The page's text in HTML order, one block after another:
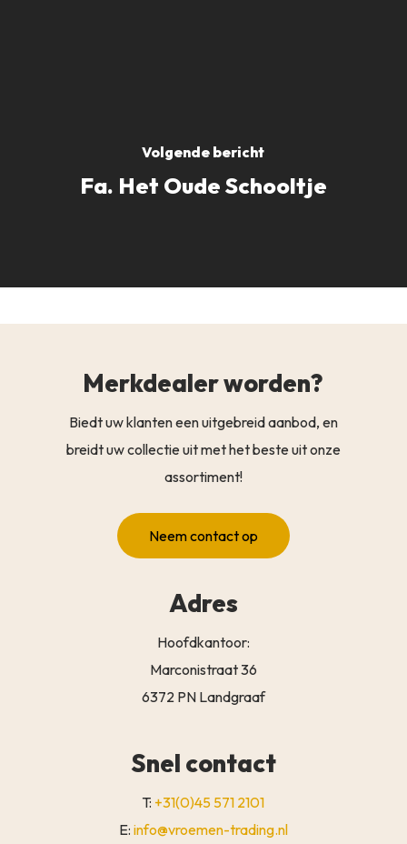
Volgende bericht
Fa. Het Oude Schooltje
Merkdealer worden?
Biedt uw klanten een uitgebreid aanbod, en
breidt uw collectie uit met het beste uit onze
assortiment!
Neem contact op
Adres
Hoofdkantoor:
Marconistraat 36
6372 PN Landgraaf
Snel contact
T: +31(0)45 571 2101
E: info@vroemen-trading.nl